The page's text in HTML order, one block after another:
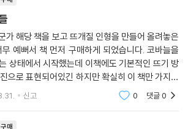
가 해당 책을 보고 뜨개질 인형을 만들어 올려놓은
뻐서 책 먼저 구매하게 되었습니다. 코바늘을
상태에서 시작했는데 이책에도 기본적인 뜨기 방
으로 표현되어있긴 하지만 확실히 이 책만 가지고
할 수는 없는 수준이에요. 기본적인 뜨개질 방법
신고 0 댓글0
구매